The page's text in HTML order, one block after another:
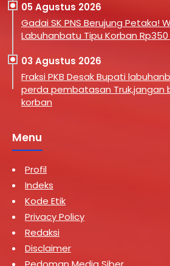
05 Agustus 2026
Gadai SK PNS Berujung Petaka!
Labuhanbatu Tipu Korban
03 Agustus 2026
Fraksi PKB Desak Bupati
perda pembatasan Truk,jangan
korban
Menu
Profil
Indeks
Kode Etik
Privacy Policy
Redaksi
Disclaimer